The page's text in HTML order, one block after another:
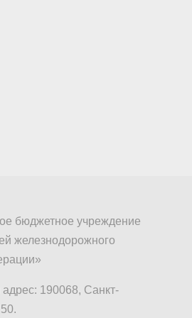
бюджетное учреждение
железнодорожного
190068, Санкт-